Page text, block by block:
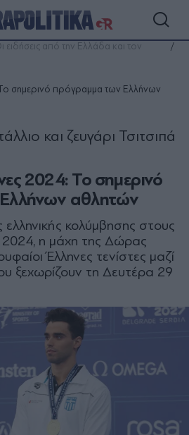
ειδήσεις από την Ελλάδα και τον
σημερινό πρόγραμμα των Ελλήνων
2024: Το σημερινό
αθλητών
και ζευγάρι Τσιτσιπά
κολύμβησης στους
η μάχη της Δώρας
Έλληνες τενίστες μαζί
ξεχωρίζουν τη Δευτέρα 29